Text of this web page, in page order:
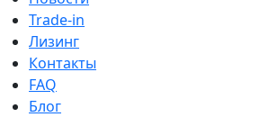
Trade-in
Лизинг
Контакты
FAQ
Блог